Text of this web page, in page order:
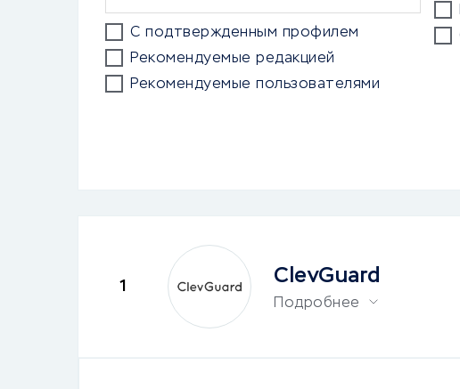
С подтвержденным профилем
Рекомендуемые редакцией
Рекомендуемые пользователями
1 ClevGuard
Подробнее